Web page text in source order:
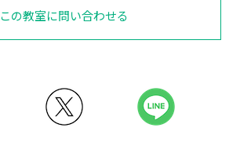
この教室に問い合わせる